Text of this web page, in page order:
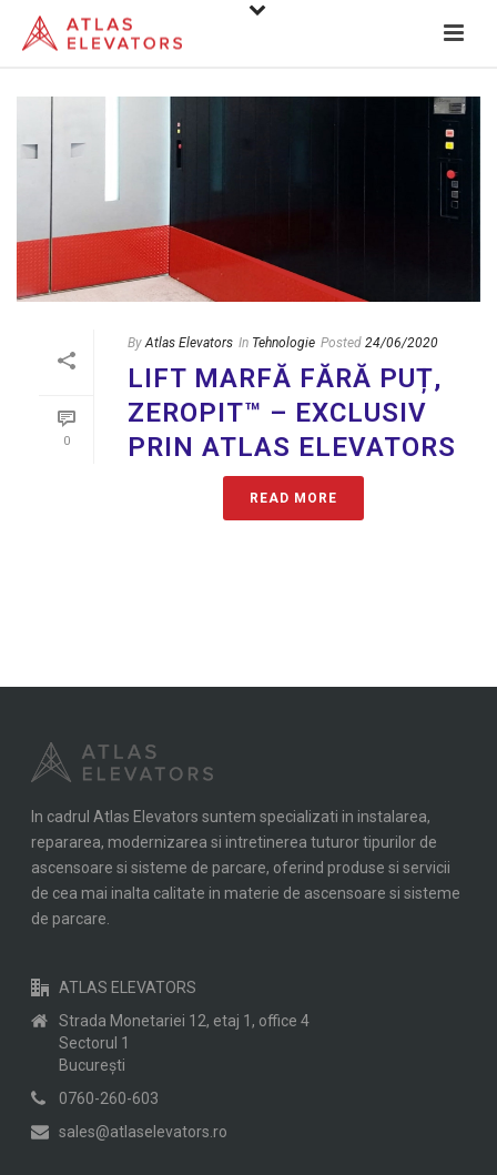
0
By Atlas Elevators In Tehnologie Posted 24/06/2020
LIFT MARFĂ FĂRĂ PUȚ,
ZEROPIT™ – EXCLUSIV
PRIN ATLAS ELEVATORS
READ MORE
In cadrul Atlas Elevators suntem specializati in instalarea,
repararea, modernizarea si intretinerea tuturor tipurilor de
ascensoare si sisteme de parcare, oferind produse si servicii
de cea mai inalta calitate in materie de ascensoare si sisteme
de parcare.
ATLAS ELEVATORS
Strada Monetariei 12, etaj 1, office 4
Sectorul 1
Bucureşti
0760-260-603
sales@atlaselevators.ro